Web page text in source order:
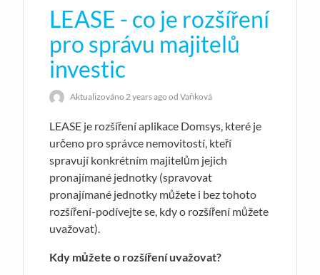
LEASE - co je rozšíření
pro správu majitelů
investic
Aktualizováno 2 years ago od Vaňková
LEASE je rozšíření aplikace Domsys, které je
určeno pro správce nemovitostí, kteří
spravují konkrétním majitelům jejich
pronajímané jednotky (spravovat
pronajímané jednotky můžete i bez tohoto
rozšíření-podívejte se, kdy o rozšíření můžete
uvažovat).
Kdy můžete o rozšíření uvažovat?